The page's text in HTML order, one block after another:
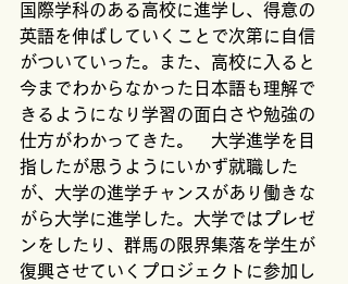
国際学科のある高校に進学し、得意の
英語を伸ばしていくことで次第に自信
がついていった。また、高校に入ると
今までわからなかった日本語も理解で
きるようになり学習の面白さや勉強の
仕方がわかってきた。　大学進学を目
指したが思うようにいかず就職した
が、大学の進学チャンスがあり働きな
がら大学に進学した。大学ではプレゼ
ンをしたり、群馬の限界集落を学生が
復興させていくプロジェクトに参加し